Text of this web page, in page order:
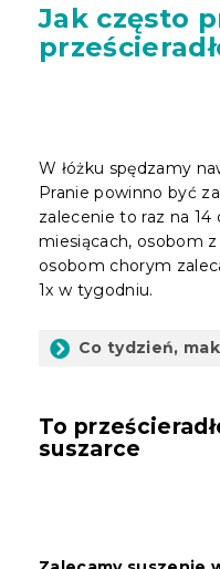
Jak często
W łóżku spędzamy
Pranie powinno być
zalecenie to raz na 14
miesiącach, osobom
osobom chorym
1x w tygodniu.
Co tydzień,
To
suszarce